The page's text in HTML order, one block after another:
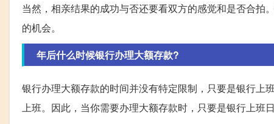
当然，相亲结果的成功与否还要看双方的感觉和是否合拍
的机会。
年后什么时候银行办理大额存款?
银行办理大额存款的时间并没有特定限制，只要是银行上
上班。因此，当你需要办理大额存款时，只要是银行上班